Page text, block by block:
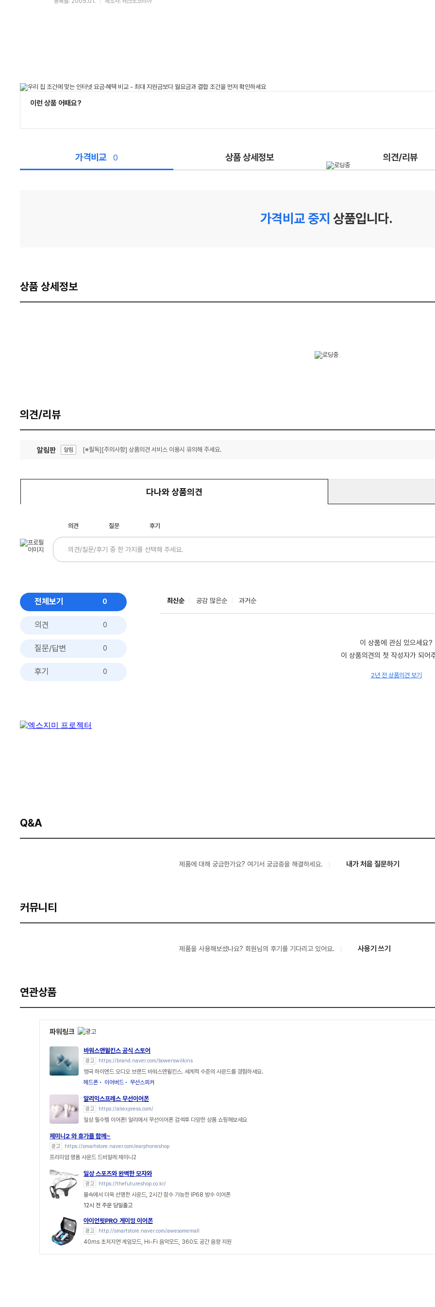
이런 상품 어때요?
가격비교 0 상품 상세정보 의견/리뷰
가격비교 중지 상품입니다.
상품 상세정보
의견/리뷰
알림판 알림 [※필독][주의사항] 상품의견 서비스 이용시 유의해 주세요.
다나와 상품의견
의견 질문 후기
전체보기 0
의견 0
질문/답변 0
후기 0
최신순 공감 많은순 과거순
이 상품에 관심 있으세요?
이 상품의견의 첫 작성자가 되어
2년 전 상품의견 보기
Q&A
제품에 대해 궁금한가요? 여기서 궁금증을 해결하세요. 내가 처음 질문하기
커뮤니티
제품을 사용해보셨나요? 회원님의 후기를 기다리고 있어요. 사용기 쓰기
연관상품
파워링크
바워스앤윌킨스 공식 스토어
광고 https://brand.naver.com/bowerswilkins
영국 하이엔드 오디오 브랜드 바워스앤윌킨스. 세계적 수준의 사운드를 경험하세요.
헤드폰
이어버드 무선스피커
알리익스프레스 무선이어폰
광고 https://aliexpress.com/
일상 필수템 이어폰! 알리에서 무선이어폰 검색후 다양한 상품 쇼핑해보세요
제미니2 와 휴가를 함께~
광고 https://smartstore.naver.com/earphoneshop
프리미엄 명품 사운드 드비알레 제미니2
일상 스포츠와 완벽한 모자와
광고 https://thefutureshop.co.kr/
물속에서 더욱 선명한 사운드, 2시간 잠수 가능한 IP68 방수 이어폰
12시 전 주문 당일출고
아이언핏PRO 게이밍 이어폰
광고 http://smartstore.naver.com/awesomemall
40ms 초저지연 게임모드, Hi-Fi 음악모드, 360도 공간 음향 지원